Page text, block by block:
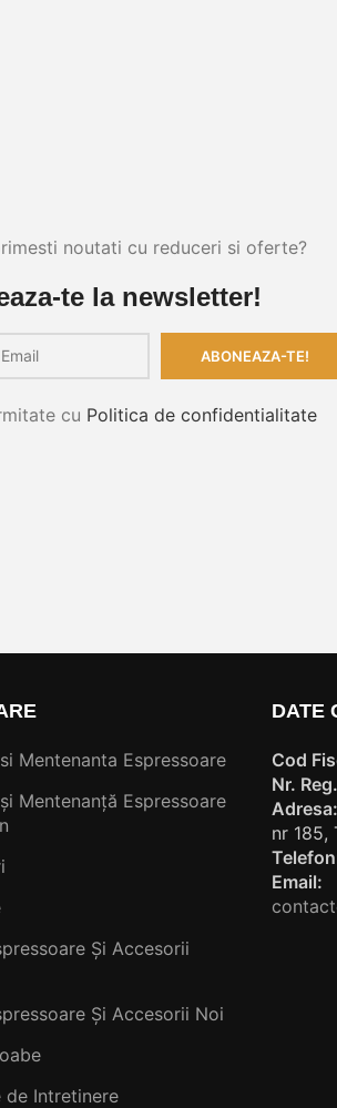
noutati cu reduceri si oferte?
te la newsletter!
cu Politica de confidentialitate
Mentenanta Espressoare
Mentenanță Espressoare
Și Accesorii
Și Accesorii Noi
de Intretinere
DATE
Cod
Nr.
Adresa:
nr 185,
Email: